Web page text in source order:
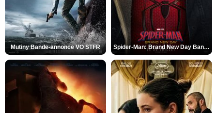
Mutiny Bande-annonce VO STFR Spider-Man: Brand New Day Bande-annonce VO STFR